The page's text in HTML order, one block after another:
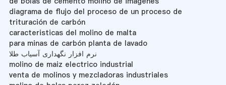
diagrama de flujo del proceso de un proceso de
trituración de carbón
caracteristicas del molino de malta
para minas de carbón planta de lavado
نرم افزار نگهداری آسیاب طلا
molino de maiz electrico industrial
venta de molinos y mezcladoras industriales